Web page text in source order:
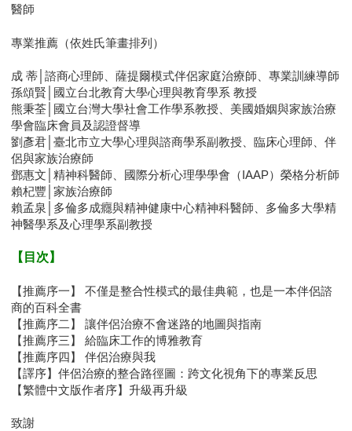
醫師
專業推薦（依姓氏筆畫排列）
成 蒂│諮商心理師、薩提爾模式伴侶家庭治療師、專業訓練導師
孫頌賢│國立台北教育大學心理與教育學系 教授
熊秉荃│國立台灣大學社會工作學系教授、美國婚姻與家族治療
學會臨床會員及認證督導
劉彥君│臺北市立大學心理與諮商學系副教授、臨床心理師、伴
侶與家族治療師
鄧惠文│精神科醫師、國際分析心理學學會（IAAP）榮格分析師
賴杞豐│家族治療師
賴孟泉│多倫多成癮與精神健康中心精神科醫師、多倫多大學精
神醫學系及心理學系副教授
【目次】
【推薦序一】 不僅是整合性模式的最佳典範，也是一本伴侶諮
商的百科全書
【推薦序二】 讓伴侶治療不會迷路的地圖與指南
【推薦序三】 給臨床工作的博雅教育
【推薦序四】 伴侶治療與我
【譯序】伴侶治療的整合路徑圖：跨文化視角下的專業反思
【繁體中文版作者序】升級再升級
致謝